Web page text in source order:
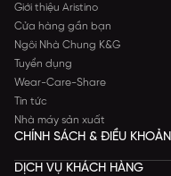
Giới thiệu Aristino
Cửa hàng gần bạn
Ngôi Nhà Chung K&G
Tuyển dụng
Wear-Care-Share
Tin tức
Nhà máy sản xuất
CHÍNH SÁCH & ĐIỀU KHOẢN
DỊCH VỤ KHÁCH HÀNG